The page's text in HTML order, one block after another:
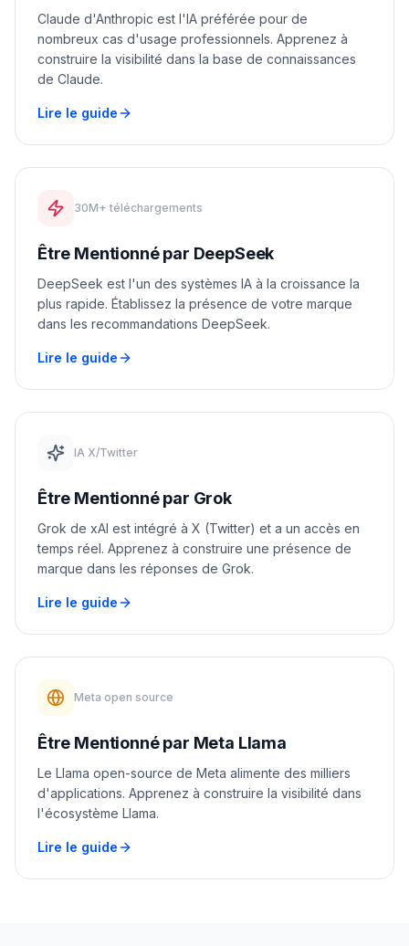
Claude d'Anthropic est l'IA préférée pour de
nombreux cas d'usage professionnels. Apprenez à
construire la visibilité dans la base de connaissances
de Claude.
Lire le guide
30M+ téléchargements
Être Mentionné par DeepSeek
DeepSeek est l'un des systèmes IA à la croissance la
plus rapide. Établissez la présence de votre marque
dans les recommandations DeepSeek.
Lire le guide
IA X/Twitter
Être Mentionné par Grok
Grok de xAI est intégré à X (Twitter) et a un accès en
temps réel. Apprenez à construire une présence de
marque dans les réponses de Grok.
Lire le guide
Meta open source
Être Mentionné par Meta Llama
Le Llama open-source de Meta alimente des milliers
d'applications. Apprenez à construire la visibilité dans
l'écosystème Llama.
Lire le guide